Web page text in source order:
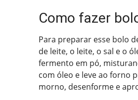
Como fazer
Para preparar esse bolo
de leite, o leite, o sal e o
fermento em pó,
com óleo e leve ao forno
morno, desenforme e